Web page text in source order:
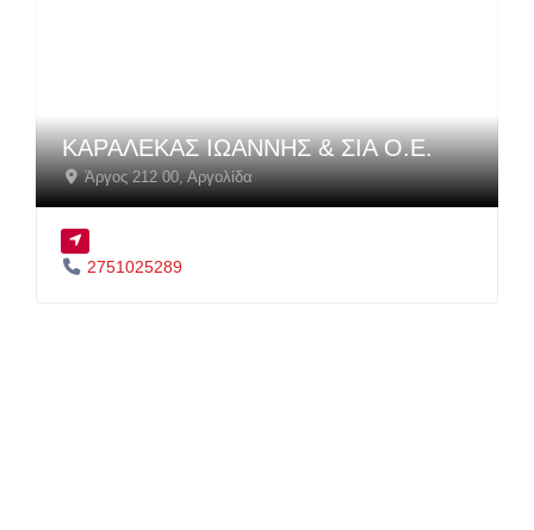
ΚΑΡΑΛΕΚΑΣ ΙΩΑΝΝΗΣ & ΣΙΑ Ο.Ε.
Άργος 212 00,Αργολίδα
2751025289